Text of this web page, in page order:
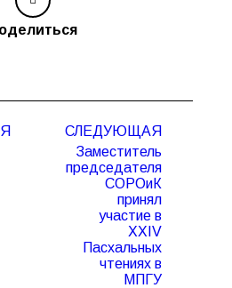
СЛЕДУЮЩАЯ
Следующая
Заместитель
председателя
СОРОиК
принял
участие в
XXIV
Пасхальных
чтениях в
МПГУ